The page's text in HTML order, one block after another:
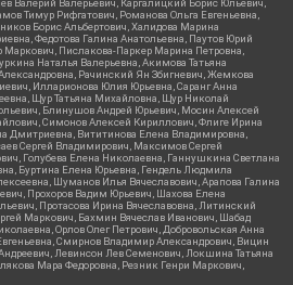
Валерий Валерьевич, Каргалицкий Борис Юльевич,
Тимур Рифгатович, Романова Ольга Евгеньевна,
Борис Альбертович, Халидова Марина
Федотова Галина Анатольевна, Паутов Юрий
Маркович, Пислакова-Паркер Марина Петровна,
Наталья Валерьевна, Акимова Татьяна
Рачинский Ян Збигневич, Жемкова
Илларионова Юлия Юрьевна, Саранг Анна
Щур Татьяна Михайловна, Щур Николай
Блинушов Андрей Юрьевич, Мосин Алексей
Симонов Алексей Кириллович, Флиге Ирина
Дмитриевна, Вититинова Елена Владимировна,
Сергей Владимирович, Максимов Сергей
Голубева Елена Николаевна, Ганнушкина Светлана
Буртина Елена Юрьевна, Гендель Людмила
Шуманов Илья Вячеславович, Арапова Галина
Прохоров Вадим Юрьевич, Шахова Елена
Протасова Ирина Вячеславовна, Литинский
Маркович, Бахмин Вячеслав Иванович, Шабад
Орлов Олег Петрович, Добровольская Анна
Смирнов Владимир Александрович, Вицин
Левинсон Лев Семенович, Локшина Татьяна
Мара Федоровна, Резник Генри Маркович,